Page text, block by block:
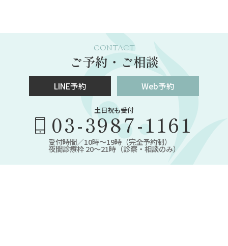
CONTACT
ご予約・ご相談
LINE予約 Web予約
土日祝も受付
03-3987-1161
受付時間／10時～19時（完全予約制）
夜間診療枠 20～21時（診察・相談のみ）